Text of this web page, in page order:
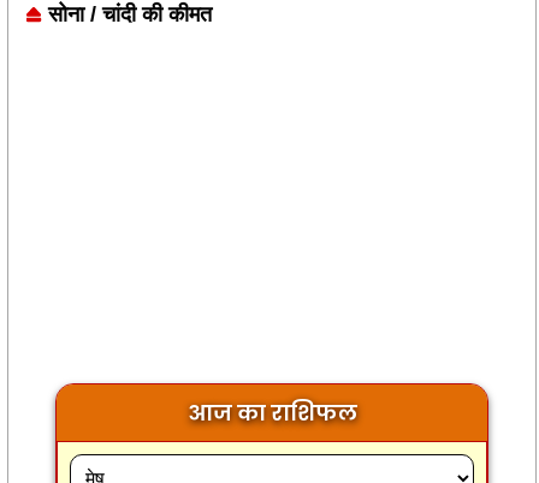
सोना / चांदी की कीमत
आज का राशिफल